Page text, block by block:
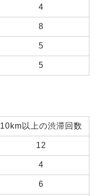
4
8
5
5
10km以上の渋滞回数
12
4
6